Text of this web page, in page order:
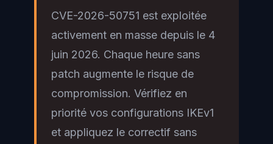
CVE-2026-50751 est exploitée
activement en masse depuis le 4
juin 2026. Chaque heure sans
patch augmente le risque de
compromission. Vérifiez en
priorité vos configurations IKEv1
et appliquez le correctif sans